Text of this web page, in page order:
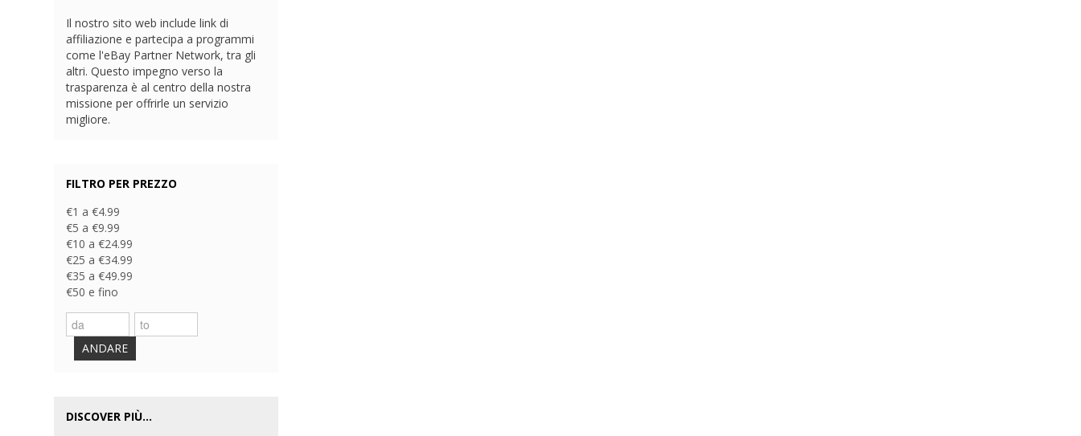
Il nostro sito web include link di
affiliazione e partecipa a programmi
come l'eBay Partner Network, tra gli
altri. Questo impegno verso la
trasparenza è al centro della nostra
missione per offrirle un servizio
migliore.
FILTRO PER PREZZO
€1 a €4.99
€5 a €9.99
€10 a €24.99
€25 a €34.99
€35 a €49.99
€50 e fino
ANDARE
DISCOVER PIÙ...